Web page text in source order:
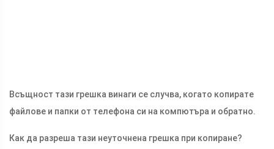
Всъщност тази грешка винаги се случва, когато копирате
файлове и папки от телефона си на компютъра и обратно.
Как да разреша тази неуточнена грешка при копиране?